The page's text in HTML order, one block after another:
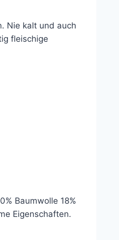
Nie kalt und auch
fleischige
Baumwolle 18%
Eigenschaften.